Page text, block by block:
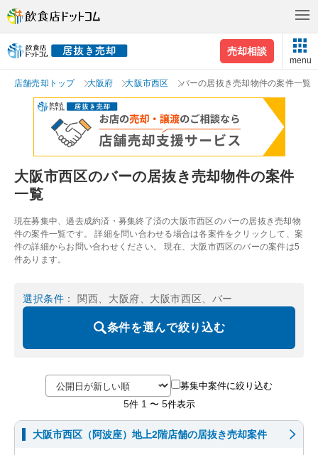
売却相談
menu
店舗売却トップ 大阪府 大阪市西区 バーの居抜き売却物件の案件一覧
大阪市西区のバーの居抜き売却物件の案件
一覧
現在募集中、過去成約済・募集終了済の大阪市西区のバーの居抜き売却物
件の案件一覧です。 詳細を問い合わせる場合は各案件をクリックして、案
件の詳細からお問い合わせください。 現在、大阪市西区のバーの案件は5
件あります。
選択条件 ： 関西、大阪府、大阪市西区、バー
条件を選んで絞り込む
募集中案件に絞り込む
5件 1 〜 5件表示
大阪市西区（阿波座）地上2階店舗の居抜き売却案件